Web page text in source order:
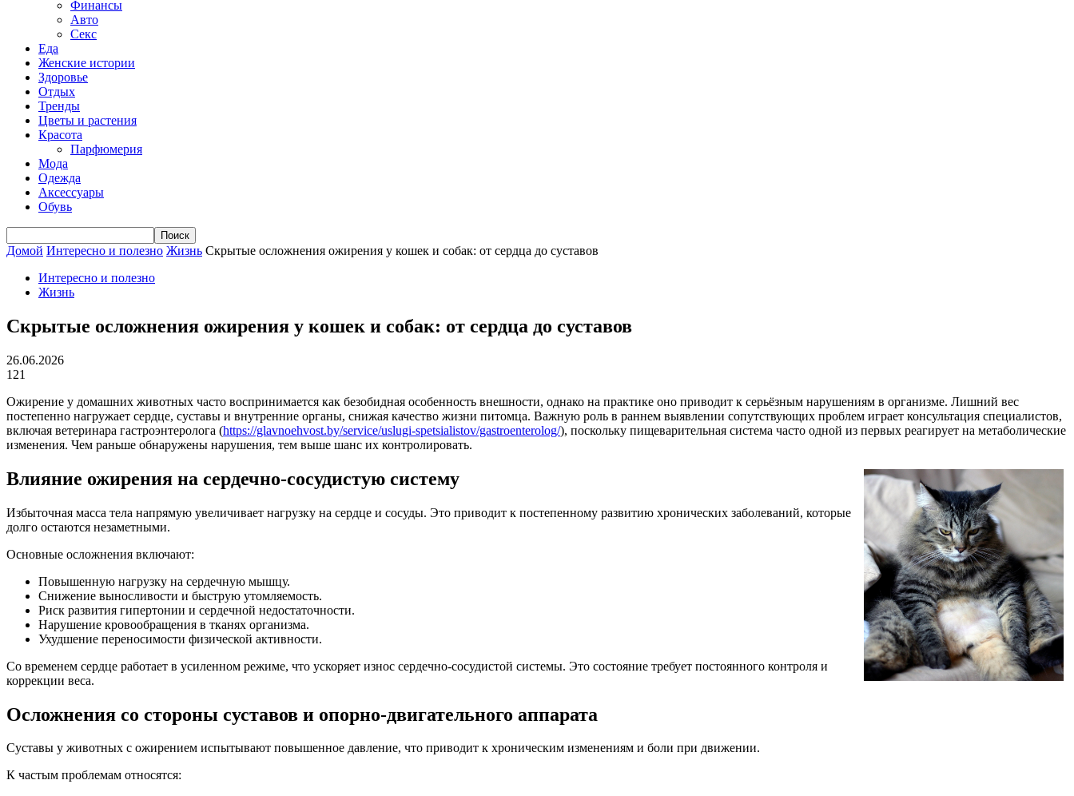
Финансы
Авто
Секс
Еда
Женские истории
Здоровье
Отдых
Тренды
Цветы и растения
Красота
Парфюмерия
Мода
Одежда
Аксессуары
Обувь
Домой Интересно и полезно Жизнь Скрытые осложнения ожирения у кошек и собак: от сердца до суставов
Интересно и полезно
Жизнь
Скрытые осложнения ожирения у кошек и собак: от сердца до суставов
26.06.2026
121
Ожирение у домашних животных часто воспринимается как безобидная особенность внешности, однако на практике оно приводит к серьёзным нарушениям в организме. Лишний вес
постепенно нагружает сердце, суставы и внутренние органы, снижая качество жизни питомца. Важную роль в раннем выявлении сопутствующих проблем играет консультация специалистов,
включая ветеринара гастроэнтеролога (https://glavnoehvost.by/service/uslugi-spetsialistov/gastroenterolog/), поскольку пищеварительная система часто одной из первых реагирует на метаболические
изменения. Чем раньше обнаружены нарушения, тем выше шанс их контролировать.
Влияние ожирения на сердечно-сосудистую систему
Избыточная масса тела напрямую увеличивает нагрузку на сердце и сосуды. Это приводит к постепенному развитию хронических заболеваний, которые
долго остаются незаметными.
Основные осложнения включают:
Повышенную нагрузку на сердечную мышцу.
Снижение выносливости и быструю утомляемость.
Риск развития гипертонии и сердечной недостаточности.
Нарушение кровообращения в тканях организма.
Ухудшение переносимости физической активности.
Со временем сердце работает в усиленном режиме, что ускоряет износ сердечно-сосудистой системы. Это состояние требует постоянного контроля и
коррекции веса.
Осложнения со стороны суставов и опорно-двигательного аппарата
Суставы у животных с ожирением испытывают повышенное давление, что приводит к хроническим изменениям и боли при движении.
К частым проблемам относятся: